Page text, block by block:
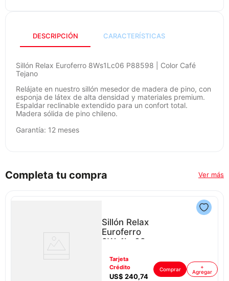
DESCRIPCIÓN CARACTERÍSTICAS
Sillón Relax Euroferro 8Ws1Lc06 P88598 | Color Café
Tejano
Relájate en nuestro sillón mesedor de madera de pino, con
esponja de látex de alta densidad y materiales premium.
Espaldar reclinable extendido para un confort total.
Madera sólida de pino chileno.
Garantía: 12 meses
Completa tu compra Ver más
Sillón Relax
Euroferro
8Ws1Lc08
Gris
Tarjeta
Crédito
US$ 240,74
Comprar
+
Agregar